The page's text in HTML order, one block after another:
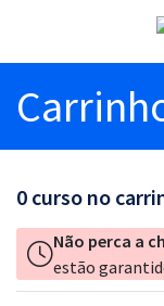
0 curso no
Não perca a
estão